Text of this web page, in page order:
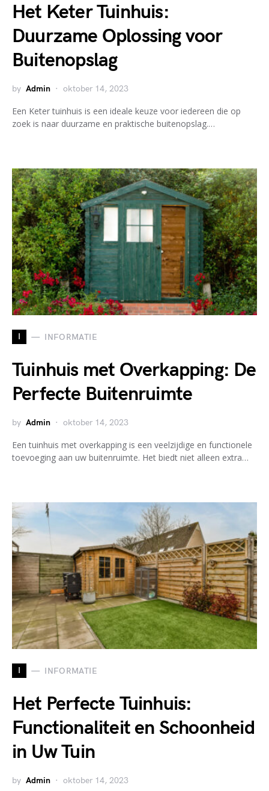
Het Keter Tuinhuis:
Duurzame Oplossing voor
Buitenopslag
by Admin oktober 14, 2023
Een Keter tuinhuis is een ideale keuze voor iedereen die op
zoek is naar duurzame en praktische buitenopslag.…
I INFORMATIE
Tuinhuis met Overkapping: De
Perfecte Buitenruimte
by Admin oktober 14, 2023
Een tuinhuis met overkapping is een veelzijdige en functionele
toevoeging aan uw buitenruimte. Het biedt niet alleen extra…
I INFORMATIE
Het Perfecte Tuinhuis:
Functionaliteit en Schoonheid
in Uw Tuin
by Admin oktober 14, 2023